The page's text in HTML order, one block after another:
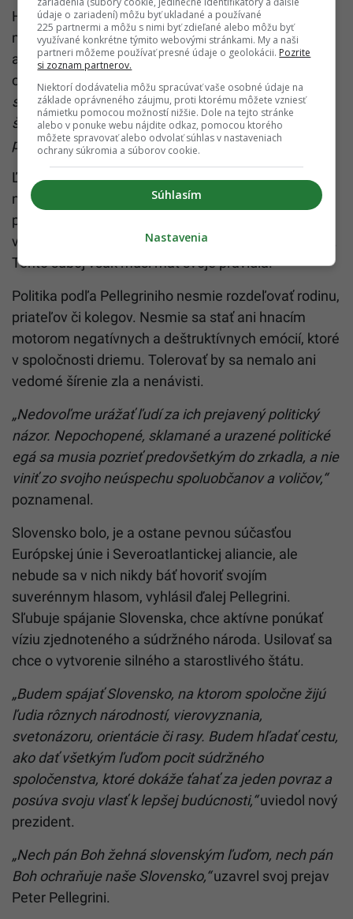
Hlava štátu vyhlásila, že druhý historicky najsilnejší
mandát priamo voleného prezidenta ho zaväzuje,
aby bol v každej situácii pre každého jedného
občana oporou. „Som presvedčený, že musíme do
spoločenského života vrátiť základné prvky úcty k
štátu, k jeho symbolom a v tomto zmysle aj k
pôsobeniu prezidenta republiky,“doplnil zároveň.
Ľudia by podľa neho nemali podľahnúť klamnému
názoru, že z politiky sa musí vytratiť spor. Ten tam
prirodzene patrí, pretože politika má byť miestom
výmeny názorov a aj súbojov o svoje idey a hodnoty.
Tento súboj však musí mať svoje pravidlá.
Politika podľa Pellegriniho nesmie rozdeľovať rodinu,
priateľov či kolegov. Nesmie sa stať ani hnacím
motorom negatívnych a deštruktívnych emócií, ktoré
v spoločnosti driemu. Tolerovať by sa nemalo ani
vedomé šírenie zla a nenávisti.
„Nedovoľme urážať ľudí za ich prejavený politický
názor. Nepochopené, sklamané a urazené politické
egá sa musia pozrieť predovšetkým do zrkadla, a nie
viniť zo svojho neúspechu spoluobčanov a voličov,“
poznamenal.
Slovensko bolo, je a ostane pevnou súčasťou
Európskej únie i Severoatlantickej aliancie, ale
nebude sa v nich nikdy báť hovoriť svojím
suverénnym hlasom, vyhlásil ďalej Pellegrini.
Sľubuje spájanie Slovenska, chce aktívne ponúkať
víziu zjednoteného a súdržného národa. Usilovať sa
chce o vytvorenie silného a starostlivého štátu.
„Budem spájať Slovensko, na ktorom spoločne žijú
ľudia rôznych národností, vierovyznania,
svetonázoru, orientácie či rasy. Budem hľadať cestu,
ako dať všetkým ľuďom pocit súdržného
spoločenstva, ktoré dokáže ťahať za jeden povraz a
posúva svoju vlasť k lepšej budúcnosti,“uviedol nový
prezident.
„Nech pán Boh žehná slovenským ľuďom, nech pán
Boh ochraňuje naše Slovensko,“uzavrel svoj prejav
Peter Pellegrini.
údaje o zariadení) môžu byť ukladané a používané
225 partnermi a môžu s nimi byť zdieľané alebo môžu byť
využívané konkrétne týmito webovými stránkami. My a naši
partneri môžeme používať presné údaje o geolokácii. Pozrite
si zoznam partnerov.
Niektorí dodávatelia môžu spracúvať vaše osobné údaje na
základe oprávneného záujmu, proti ktorému môžete vzniesť
námietku pomocou možností nižšie. Dole na tejto stránke
alebo v ponuke webu nájdite odkaz, pomocou ktorého
môžete spravovať alebo odvolať súhlas v nastaveniach
ochrany súkromia a súborov cookie.
Súhlasím
Nastavenia